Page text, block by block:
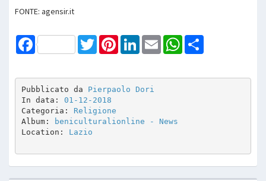
FONTE: agensir.it
Facebook TwitterPinterestLinkedInEmail WhatsApp
Pubblicato da Pierpaolo Dori
In data: 01-12-2018
Categoria: Religione
Album:
beniculturalionline - News
Location: Lazio